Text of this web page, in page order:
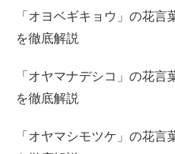
「オヨベギキョウ」の花
を徹底解説
「オヤマナデシコ」の花
を徹底解説
「オヤマシモツケ」の花